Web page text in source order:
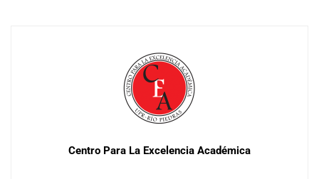
Centro Para La Excelencia Académica